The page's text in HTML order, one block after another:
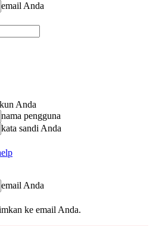
email Anda
Anda
nama pengguna
kata sandi Anda
email Anda
ke email Anda.